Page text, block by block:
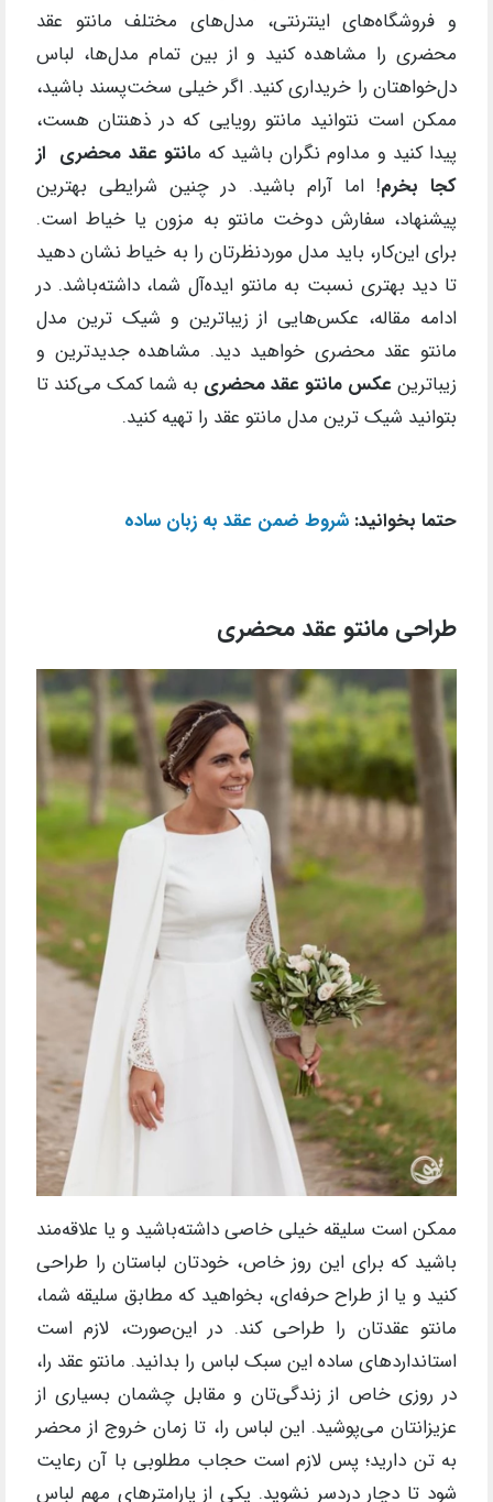
و فروشگاه‌های اینترنتی، مدل‌های مختلف مانتو عقد
محضری را مشاهده کنید و از بین تمام مدل‌ها، لباس
دل‌خواهتان را خریداری کنید. اگر خیلی سخت‌پسند باشید،
ممکن است نتوانید مانتو رویایی که در ذهنتان هست،
پیدا کنید و مداوم نگران باشید که مانتو عقد محضری از
کجا بخرم! اما آرام باشید. در چنین شرایطی بهترین
پیشنهاد، سفارش دوخت مانتو به مزون یا خیاط است.
برای این‌کار، باید مدل‌ موردنظرتان را به خیاط نشان دهید
تا دید بهتری نسبت به مانتو ایده‌آل شما، داشته‌باشد. در
ادامه مقاله، عکس‌هایی از زیباترین و شیک ترین مدل
مانتو عقد محضری خواهید دید. مشاهده جدیدترین و
زیباترین عکس مانتو عقد محضری به شما کمک می‌کند تا
بتوانید شیک ترین مدل مانتو عقد را تهیه کنید.
حتما بخوانید: شروط ضمن عقد به زبان ساده
طراحی مانتو عقد محضری
ممکن است سلیقه خیلی خاصی داشته‌باشید و یا علاقه‌مند
باشید که برای این روز خاص، خودتان لباستان را طراحی
کنید و یا از طراح حرفه‌ای، بخواهید که مطابق سلیقه شما،
مانتو عقدتان را طراحی کند. در این‌صورت، لازم است
استانداردهای ساده این سبک لباس را بدانید. مانتو عقد را،
در روزی خاص از زندگی‌تان و مقابل چشمان بسیاری از
عزیزانتان می‌پوشید. این لباس را، تا زمان خروج از محضر
به تن دارید؛ پس لازم است حجاب مطلوبی با آن رعایت
شود تا دچار دردسر نشوید. یکی از پارامترهای مهم لباس